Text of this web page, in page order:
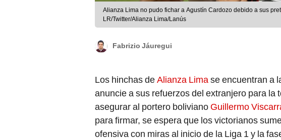
Alianza Lima no pudo fichar a Agustín Cardozo debido a sus
LR/Twitter/Alianza Lima/Lanús
Fabrizio Jáuregui
Los hinchas deAlianza Limase encuentran a
anuncie a sus refuerzos del extranjero para la
asegurar al portero boliviano Guillermo
para firmar, se espera que los victorianos
ofensiva con miras al inicio de la Liga 1 y la